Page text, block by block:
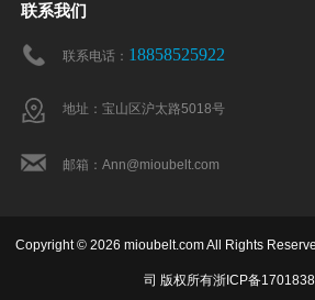
联系我们
联系电话： 18858525922
地址：宝山区沪太路5018号
邮箱：Ann@mioubelt.com
Copyright © 2026 mioubelt.com All Rights
司 版权所有浙ICP备